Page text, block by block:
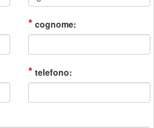
* cognome:
* telefono: